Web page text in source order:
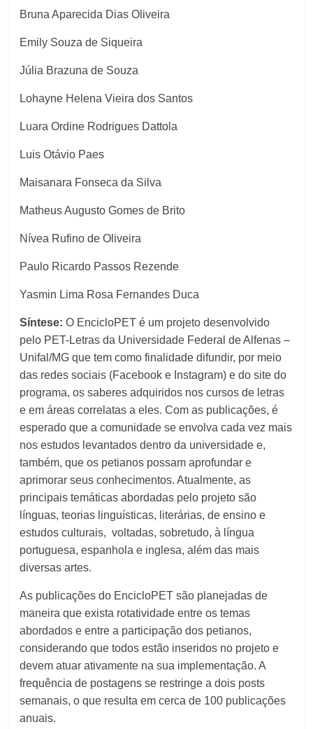
Bruna Aparecida Dias Oliveira
Emily Souza de Siqueira
Júlia Brazuna de Souza
Lohayne Helena Vieira dos Santos
Luara Ordine Rodrigues Dattola
Luis Otávio Paes
Maisanara Fonseca da Silva
Matheus Augusto Gomes de Brito
Nívea Rufino de Oliveira
Paulo Ricardo Passos Rezende
Yasmin Lima Rosa Fernandes Duca
Síntese:O EncicloPET é um projeto desenvolvido
pelo PET-Letras da Universidade Federal de Alfenas –
Unifal/MG que tem como finalidade difundir, por meio
das redes sociais (Facebook e Instagram) e do site do
programa, os saberes adquiridos nos cursos de letras
e em áreas correlatas a eles. Com as publicações, é
esperado que a comunidade se envolva cada vez mais
nos estudos levantados dentro da universidade e,
também, que os petianos possam aprofundar e
aprimorar seus conhecimentos. Atualmente, as
principais temáticas abordadas pelo projeto são
línguas, teorias linguísticas, literárias, de ensino e
estudos culturais, voltadas, sobretudo, à língua
portuguesa, espanhola e inglesa, além das mais
diversas artes.
As publicações do EncicloPET são planejadas de
maneira que exista rotatividade entre os temas
abordados e entre a participação dos petianos,
considerando que todos estão inseridos no projeto e
devem atuar ativamente na sua implementação. A
frequência de postagens se restringe a dois posts
semanais, o que resulta em cerca de 100 publicações
anuais.